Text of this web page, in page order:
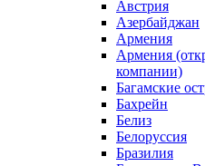
Австрия
Азербайджан
Армения
Армения
компании)
Багамские
Бахрейн
Белиз
Белоруссия
Бразилия